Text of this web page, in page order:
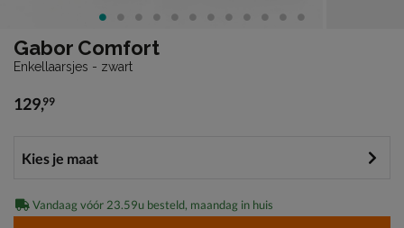
Gabor Comfort
Enkellaarsjes - zwart
€ 129,99
129,99
Vandaag vóór 23.59u besteld, maandag in huis